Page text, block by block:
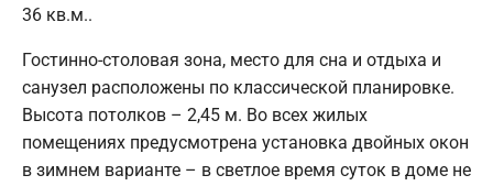
36 кв.м..
Гостинно-столовая зона, место для сна и отдыха и
санузел расположены по классической планировке.
Высота потолков – 2,45 м. Во всех жилых
помещениях предусмотрена установка двойных окон
в зимнем варианте – в светлое время суток в доме не